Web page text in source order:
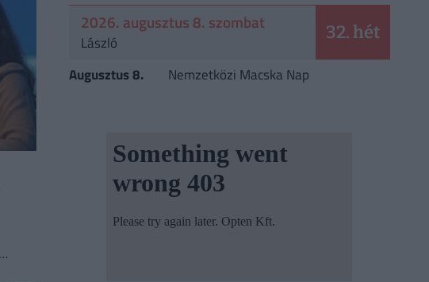
2026. augusztus 8. szombat
László 32. hét
Augusztus 8. Nemzetközi Macska Nap